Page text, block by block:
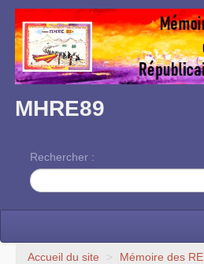
MHRE89
Rechercher :
Accueil
Accueil du site > Mémoire des